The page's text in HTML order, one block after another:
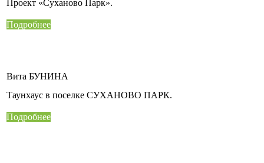
Проект «Суханово Парк».
Подробнее
Вита БУНИНА
Таунхаус в поселке СУХАНОВО ПАРК.
Подробнее